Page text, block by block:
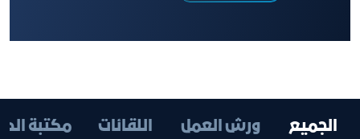
الجميع ورش العمل اللقائات مكتبة